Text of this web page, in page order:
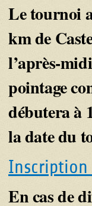
Le tournoi
km de
l’après-
pointage
débutera à
la date du
Inscription
En cas de